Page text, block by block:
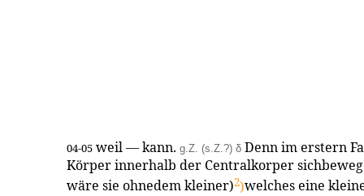
04-05 weil — kann. g.Z. (s.Z.?) δ Denn im erstern
Körper innerhalb der Centralkorper
wäre sie ohnedem kleiner)2)welches eine